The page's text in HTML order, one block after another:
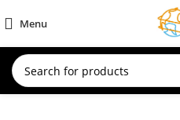
Menu